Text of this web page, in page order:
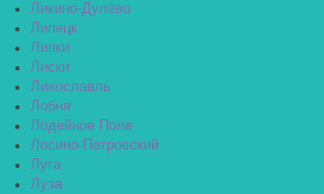
Ликино-Дулёво
Липецк
Липки
Лиски
Лихославль
Лобня
Лодейное Поле
Лосино-Петровский
Луга
Луза